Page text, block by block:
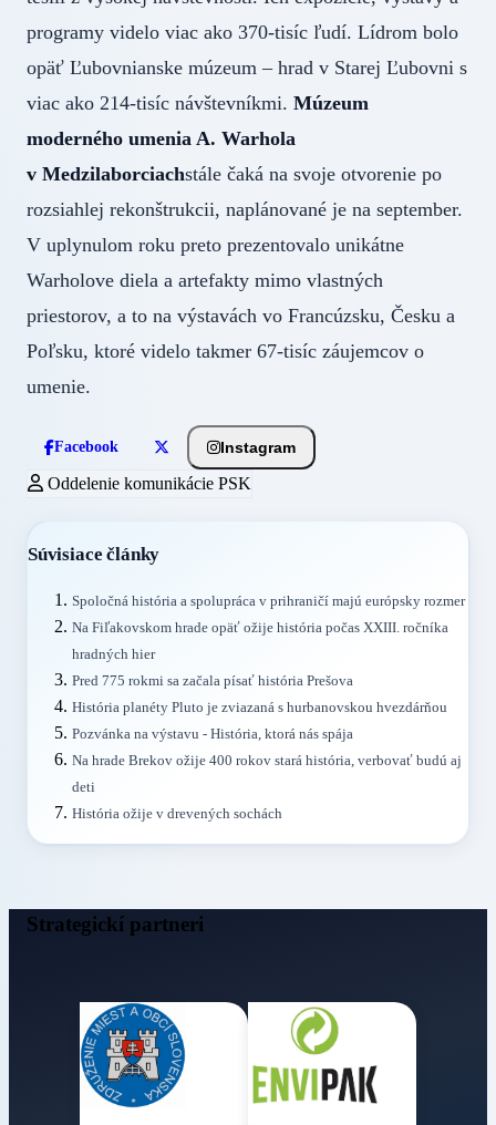
programy videlo viac ako 370-tisíc ľudí. Lídrom bolo
opäť Ľubovnianske múzeum – hrad v Starej Ľubovni s
viac ako 214-tisíc návštevníkmi. Múzeum
moderného umenia A. Warhola
v Medzilaborciachstále čaká na svoje otvorenie po
rozsiahlej rekonštrukcii, naplánované je na september.
V uplynulom roku preto prezentovalo unikátne
Warholove diela a artefakty mimo vlastných
priestorov, a to na výstavách vo Francúzsku, Česku a
Poľsku, ktoré videlo takmer 67-tisíc záujemcov o
umenie.
Facebook Instagram
Oddelenie komunikácie PSK
Súvisiace články
Spoločná história a spolupráca v prihraničí majú európsky rozmer
Na Fiľakovskom hrade opäť ožije história počas XXIII. ročníka
hradných hier
Pred 775 rokmi sa začala písať história Prešova
História planéty Pluto je zviazaná s hurbanovskou hvezdárňou
Pozvánka na výstavu - História, ktorá nás spája
Na hrade Brekov ožije 400 rokov stará história, verbovať budú aj
deti
História ožije v drevených sochách
Strategickí partneri